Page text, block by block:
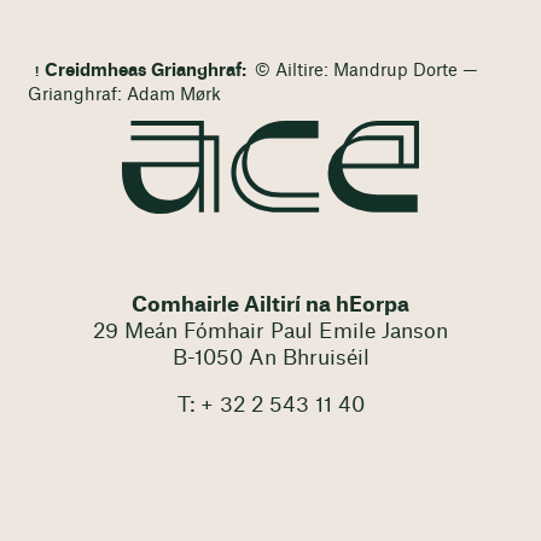
Creidmheas Grianghraf: © Ailtire: Mandrup Dorte —
Grianghraf: Adam Mørk
Comhairle Ailtirí na hEorpa
29 Meán Fómhair Paul Emile Janson
B-1050 An Bhruiséil
T: + 32 2 543 11 40